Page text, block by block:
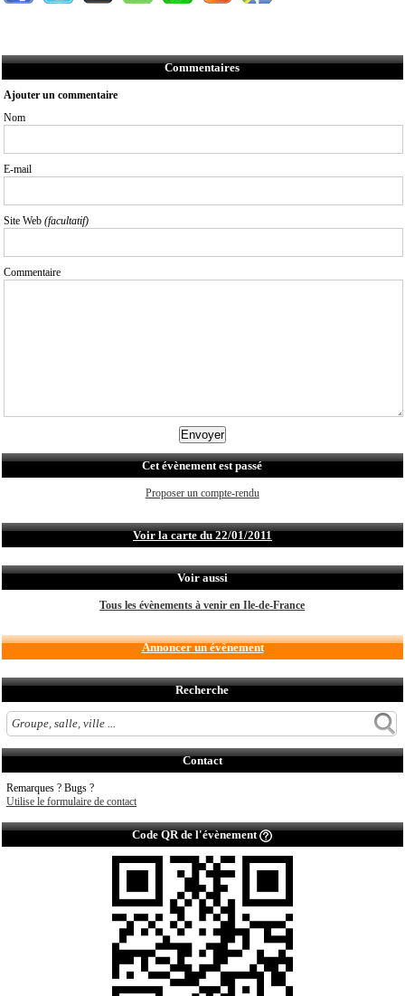
Commentaires
Ajouter un commentaire
Nom
E-mail
Site Web (facultatif)
Commentaire
Cet évènement est passé
Proposer un compte-rendu
Voir la carte du 22/01/2011
Voir aussi
Tous les évènements à venir en Ile-de-France
Annoncer un évènement
Recherche
Contact
Remarques ? Bugs ?
Utilise le formulaire de contact
Code QR de l'évènement